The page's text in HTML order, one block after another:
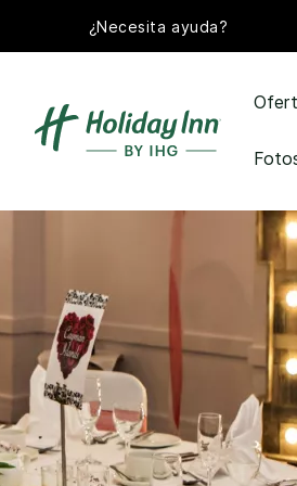
¿Necesita ayuda?